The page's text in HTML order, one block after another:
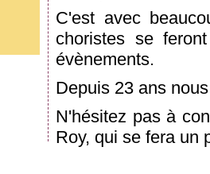
C'est avec
choristes se
évènements.
Depuis 23 ans
N'hésitez pas à
Roy, qui se fera un